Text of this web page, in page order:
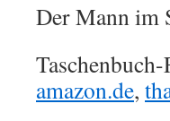
Der Mann im
amazon.de,